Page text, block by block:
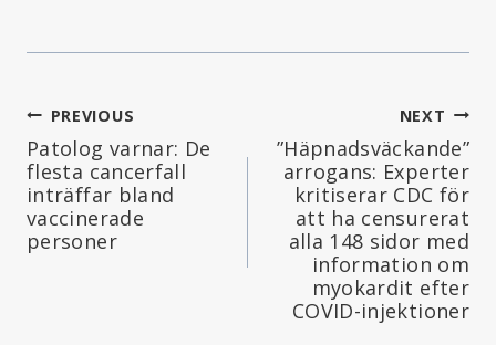
Inläggsnavigering
PREVIOUS
Patolog varnar: De
flesta cancerfall
inträffar bland
vaccinerade
personer
NEXT
”Häpnadsväckande”
arrogans: Experter
kritiserar CDC för
att ha censurerat
alla 148 sidor med
information om
myokardit efter
COVID-injektioner